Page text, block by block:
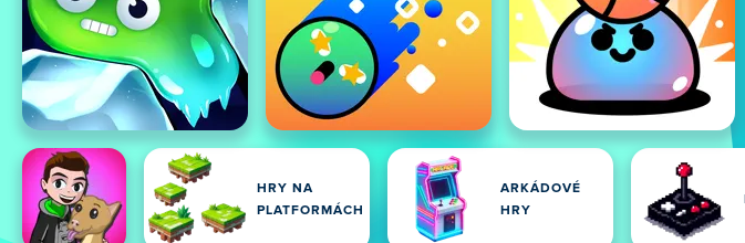
HRY NA
PLATFORMÁCH
ARKÁDOVÉ
HRY